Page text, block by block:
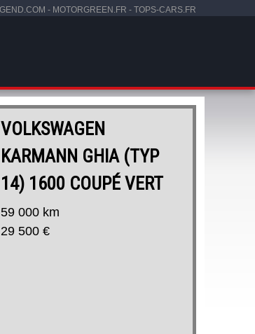
- MOTORGREEN.FR - TOPS-CARS.FR
VOLKSWAGEN
KARMANN GHIA (TYP
14) 1600 COUPÉ VERT
59 000 km
29 500 €